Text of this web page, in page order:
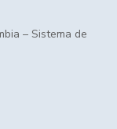
– Sistema de